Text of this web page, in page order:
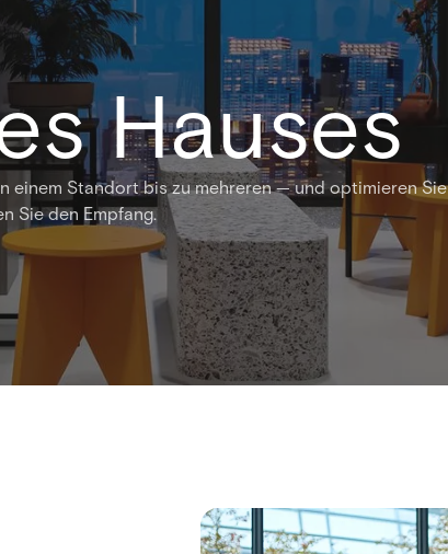
Hauses
einem Standort bis zu mehreren — und optimieren Sie
Sie den Empfang.